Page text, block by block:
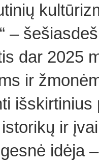
–
dar 2025
ir
ir
idėja